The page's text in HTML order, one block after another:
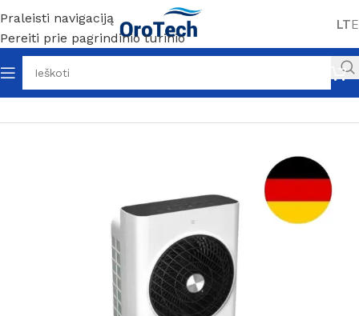
Praleisti navigaciją
Pereiti prie pagrindinio turinio
LT
Pradžia Be kategorijos